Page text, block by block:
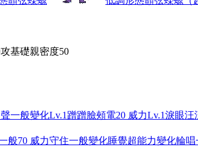
基礎親密度50
一般變化Lv.1 蹭蹭臉頰電20 威力Lv.1淚眼汪
般70 威力守住一般變化睡覺超能力變化輪唱